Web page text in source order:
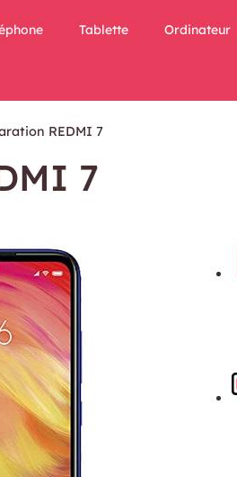
Tablette Ordinateur
REDMI 7
7